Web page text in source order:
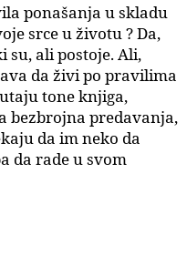
ponašanja u skladu
srce u životu ? Da,
su, ali postoje. Ali,
da živi po pravilima
tone knjiga,
bezbrojna predavanja,
da im neko da
da rade u svom